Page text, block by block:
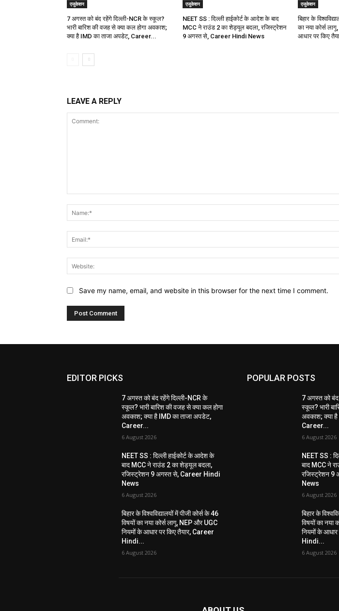
एजुकेशन
7 अगस्त को बंद रहेंगे दिल्ली-NCR के स्कूल?
भारी बारिश की वजह से क्या कल होगा अवकाश;
क्या है IMD का ताजा अपडेट, Career...
एजुकेशन
NEET SS : दिल्ली हाईकोर्ट के आदेश के बाद
MCC ने राउंड 2 का शेड्यूल बदला, रजिस्ट्रेशन
9 अगस्त से, Career Hindi News
एजुकेशन
बिहार के
का नया कोर्स
आधार पर किए
LEAVE A REPLY
Save my name, email, and website in this browser for the next time I comment.
EDITOR PICKS
7 अगस्त को बंद रहेंगे दिल्ली-NCR के
स्कूल? भारी बारिश की वजह से क्या कल होगा
अवकाश; क्या है IMD का ताजा अपडेट,
Career...
6 August 2026
NEET SS : दिल्ली हाईकोर्ट के आदेश के
बाद MCC ने राउंड 2 का शेड्यूल बदला,
रजिस्ट्रेशन 9 अगस्त से, Career Hindi
News
6 August 2026
बिहार के विश्वविद्यालयों में पीजी कोर्स के 46
विषयों का नया कोर्स लागू, NEP और UGC
नियमों के आधार पर किए तैयार, Career
Hindi...
6 August 2026
POPULAR POSTS
7 अगस्त को
स्कूल? भारी
अवकाश; क्या
Career...
6 August 2026
NEET SS :
बाद MCC ने
रजिस्ट्रेशन 9
News
6 August 2026
बिहार के
विषयों का नया
नियमों के
Hindi...
6 August 2026